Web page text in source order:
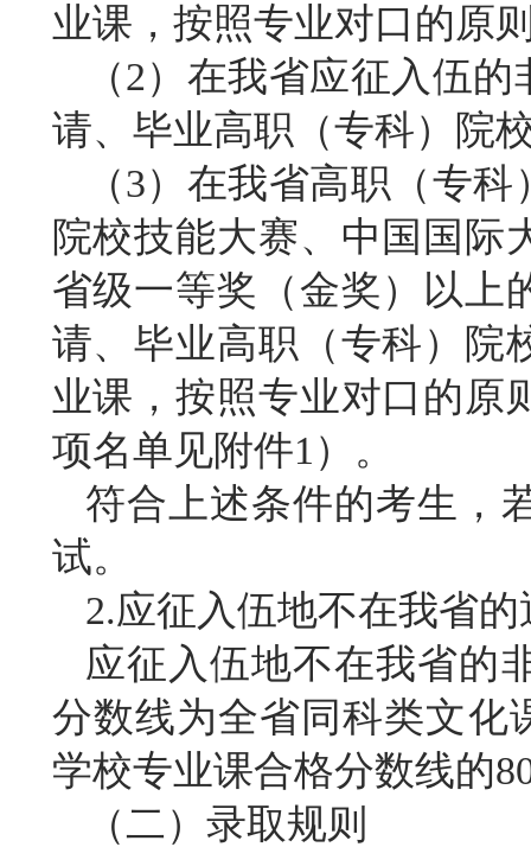
业课，按照专业对口的原
（2）在我省应征入伍
请、毕业高职（专科）院
（3）在我省高职（专
院校技能大赛、中国国际
省级一等奖（金奖）以上
请、毕业高职（专科）院
业课，按照专业对口的原
项名单见附件1）。
符合上述条件的考生，
试。
2.应征入伍地不在我省
应征入伍地不在我省的
分数线为全省同科类文化
学校专业课合格分数线的
（二）录取规则